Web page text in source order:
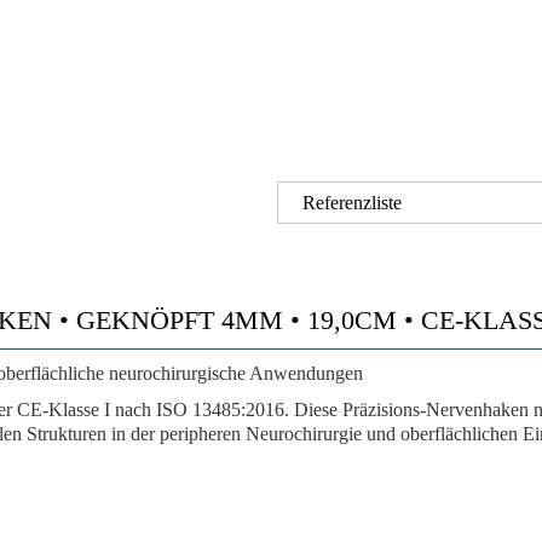
Referenzliste
• GEKNÖPFT 4MM • 19,0CM • CE-
neurochirurgische Anwendungen
Klasse I nach ISO 13485:2016. Diese Präzisions-Nervenhaken
Strukturen in der peripheren Neurochirurgie und oberflächlichen